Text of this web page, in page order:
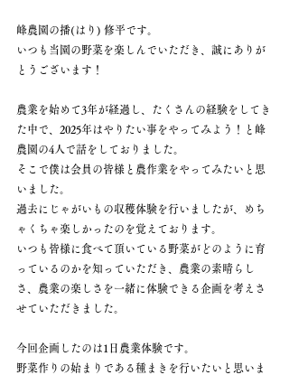
峰農園の播(はり) 修平です。
いつも当園の野菜を楽しんでいただき、誠にありが
とうございます！
農業を始めて3年が経過し、たくさんの経験をしてき
た中で、2025年はやりたい事をやってみよう！と峰
農園の4人で話をしておりました。
そこで僕は会員の皆様と農作業をやってみたいと思
いました。
過去にじゃがいもの収穫体験を行いましたが、めち
ゃくちゃ楽しかったのを覚えております。
いつも皆様に食べて頂いている野菜がどのように育
っているのかを知っていただき、農業の素晴らし
さ、農業の楽しさを一緒に体験できる企画を考えさ
せていただきました。
今回企画したのは1日農業体験です。
野菜作りの始まりである種まきを行いたいと思いま